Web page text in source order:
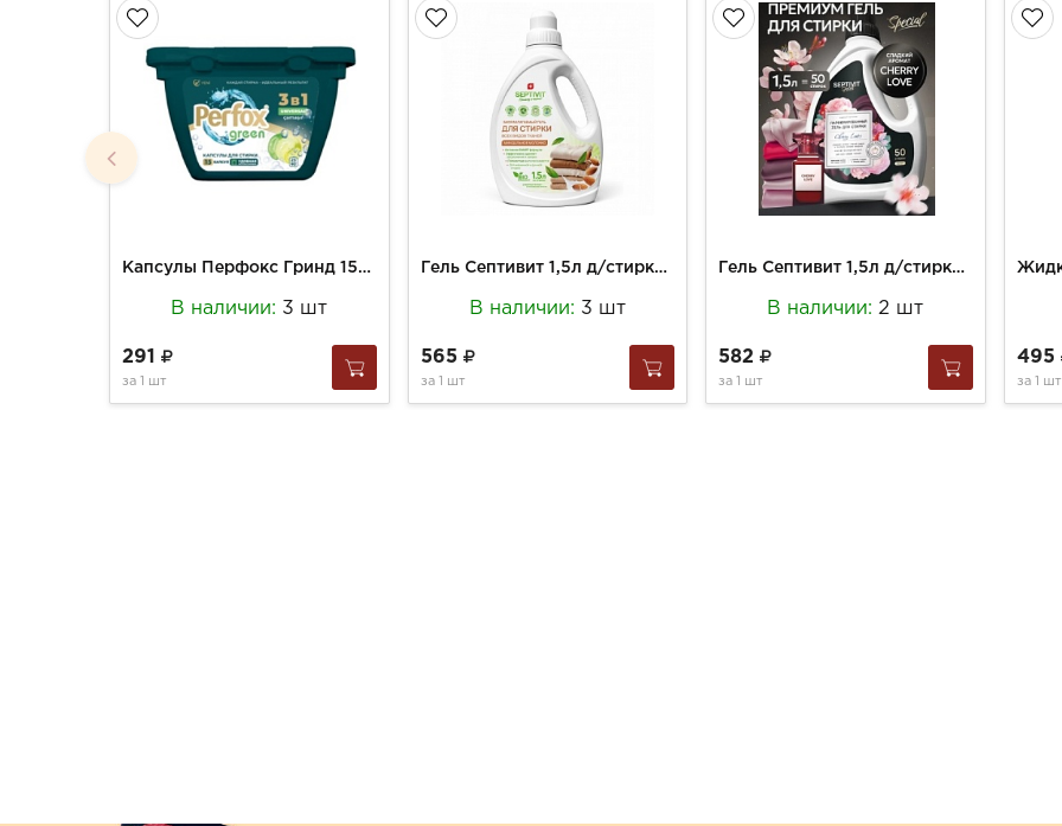
Капсулы Перфокс Гринд 15шт д/стирки Универсал 3в1
В наличии: 3 шт
291
за 1 шт
Гель Септивит 1,5л д/стирки Миндальное молочко
В наличии: 3 шт
565
за 1 шт
Гель Септивит 1,5л д/стирки Вишневая любовь
В наличии:2 шт
582
за 1 шт
495
за 1 шт